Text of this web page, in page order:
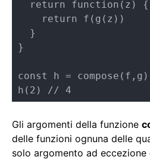
}
const h =
h(2) // 4
Gli argomenti della funzione
delle funzioni ognuna delle
solo argomento ad eccezione